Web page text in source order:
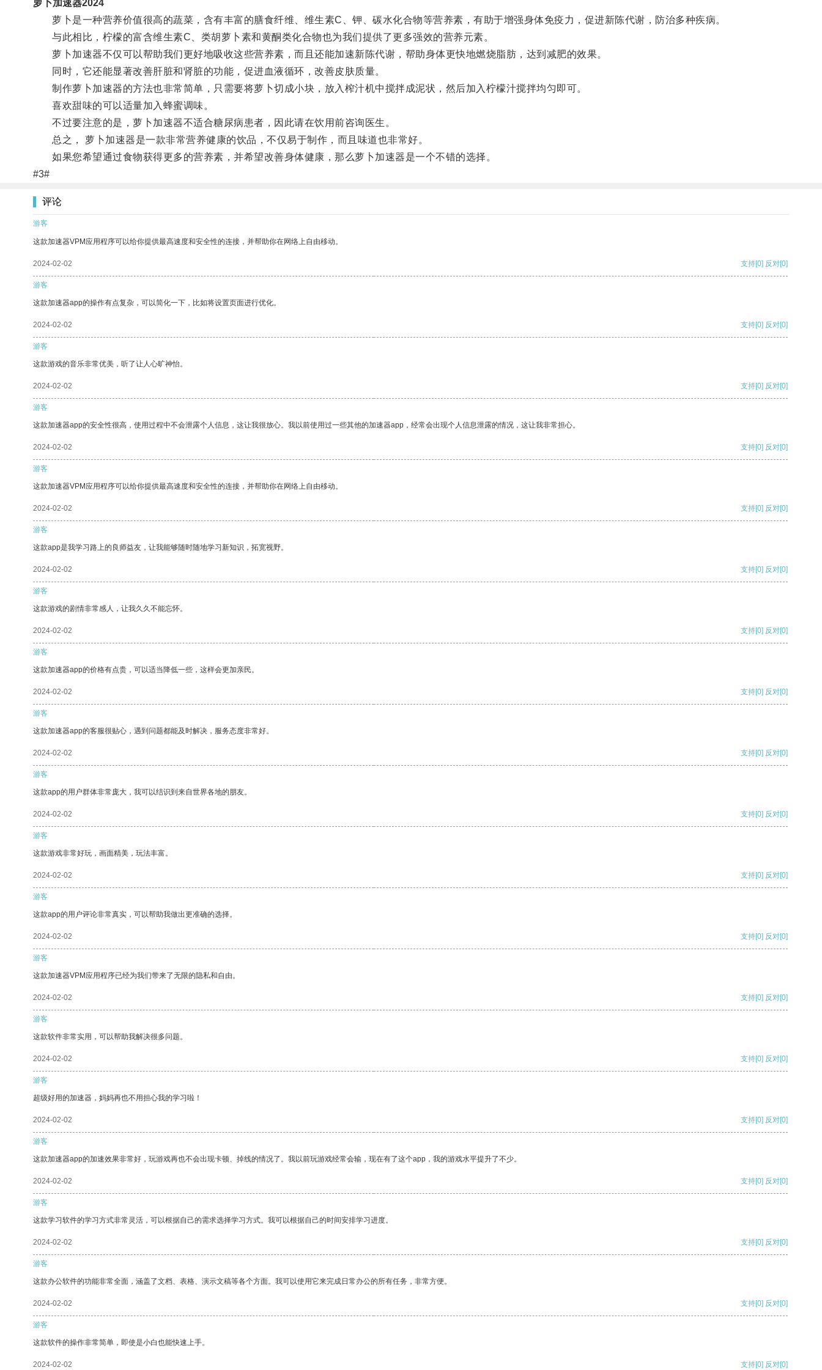
萝卜加速器2024
萝卜是一种营养价值很高的蔬菜，含有丰富的膳食纤维、维生素C、钾、碳水化合物等营养素，有助于增强身体免疫力，促进新陈代谢，防治多种疾病。
与此相比，柠檬的富含维生素C、类胡萝卜素和黄酮类化合物也为我们提供了更多强效的营养元素。
萝卜加速器不仅可以帮助我们更好地吸收这些营养素，而且还能加速新陈代谢，帮助身体更快地燃烧脂肪，达到减肥的效果。
同时，它还能显著改善肝脏和肾脏的功能，促进血液循环，改善皮肤质量。
制作萝卜加速器的方法也非常简单，只需要将萝卜切成小块，放入榨汁机中搅拌成泥状，然后加入柠檬汁搅拌均匀即可。
喜欢甜味的可以适量加入蜂蜜调味。
不过要注意的是，萝卜加速器不适合糖尿病患者，因此请在饮用前咨询医生。
总之， 萝卜加速器是一款非常营养健康的饮品，不仅易于制作，而且味道也非常好。
如果您希望通过食物获得更多的营养素，并希望改善身体健康，那么萝卜加速器是一个不错的选择。
#3#
评论
游客
这款加速器VPM应用程序可以给你提供最高速度和安全性的连接，并帮助你在网络上自由移动。
2024-02-02 支持[0] 反对[0]
游客
这款加速器app的操作有点复杂，可以简化一下，比如将设置页面进行优化。
2024-02-02 支持[0] 反对[0]
游客
这款游戏的音乐非常优美，听了让人心旷神怡。
2024-02-02 支持[0] 反对[0]
游客
这款加速器app的安全性很高，使用过程中不会泄露个人信息，这让我很放心。我以前使用过一些其他的加速器app，经常会出现个人信息泄露的情况，这让我非常担心。
2024-02-02 支持[0] 反对[0]
游客
这款加速器VPM应用程序可以给你提供最高速度和安全性的连接，并帮助你在网络上自由移动。
2024-02-02 支持[0] 反对[0]
游客
这款app是我学习路上的良师益友，让我能够随时随地学习新知识，拓宽视野。
2024-02-02 支持[0] 反对[0]
游客
这款游戏的剧情非常感人，让我久久不能忘怀。
2024-02-02 支持[0] 反对[0]
游客
这款加速器app的价格有点贵，可以适当降低一些，这样会更加亲民。
2024-02-02 支持[0] 反对[0]
游客
这款加速器app的客服很贴心，遇到问题都能及时解决，服务态度非常好。
2024-02-02 支持[0] 反对[0]
游客
这款app的用户群体非常庞大，我可以结识到来自世界各地的朋友。
2024-02-02 支持[0] 反对[0]
游客
这款游戏非常好玩，画面精美，玩法丰富。
2024-02-02 支持[0] 反对[0]
游客
这款app的用户评论非常真实，可以帮助我做出更准确的选择。
2024-02-02 支持[0] 反对[0]
游客
这款加速器VPM应用程序已经为我们带来了无限的隐私和自由。
2024-02-02 支持[0] 反对[0]
游客
这款软件非常实用，可以帮助我解决很多问题。
2024-02-02 支持[0] 反对[0]
游客
超级好用的加速器，妈妈再也不用担心我的学习啦！
2024-02-02 支持[0] 反对[0]
游客
这款加速器app的加速效果非常好，玩游戏再也不会出现卡顿、掉线的情况了。我以前玩游戏经常会输，现在有了这个app，我的游戏水平提升了不少。
2024-02-02 支持[0] 反对[0]
游客
这款学习软件的学习方式非常灵活，可以根据自己的需求选择学习方式。我可以根据自己的时间安排学习进度。
2024-02-02 支持[0] 反对[0]
游客
这款办公软件的功能非常全面，涵盖了文档、表格、演示文稿等各个方面。我可以使用它来完成日常办公的所有任务，非常方便。
2024-02-02 支持[0] 反对[0]
游客
这款软件的操作非常简单，即使是小白也能快速上手。
2024-02-02 支持[0] 反对[0]